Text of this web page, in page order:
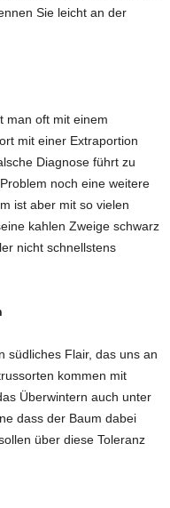
Sie leicht an der
man oft mit einem
mit einer Extraportion
Diagnose führt zu
noch eine weitere
ist aber mit so vielen
kahlen Zweige schwarz
nicht schnellstens
südliches Flair, das uns an
kommen mit
Überwintern auch unter
dass der Baum dabei
über diese Toleranz